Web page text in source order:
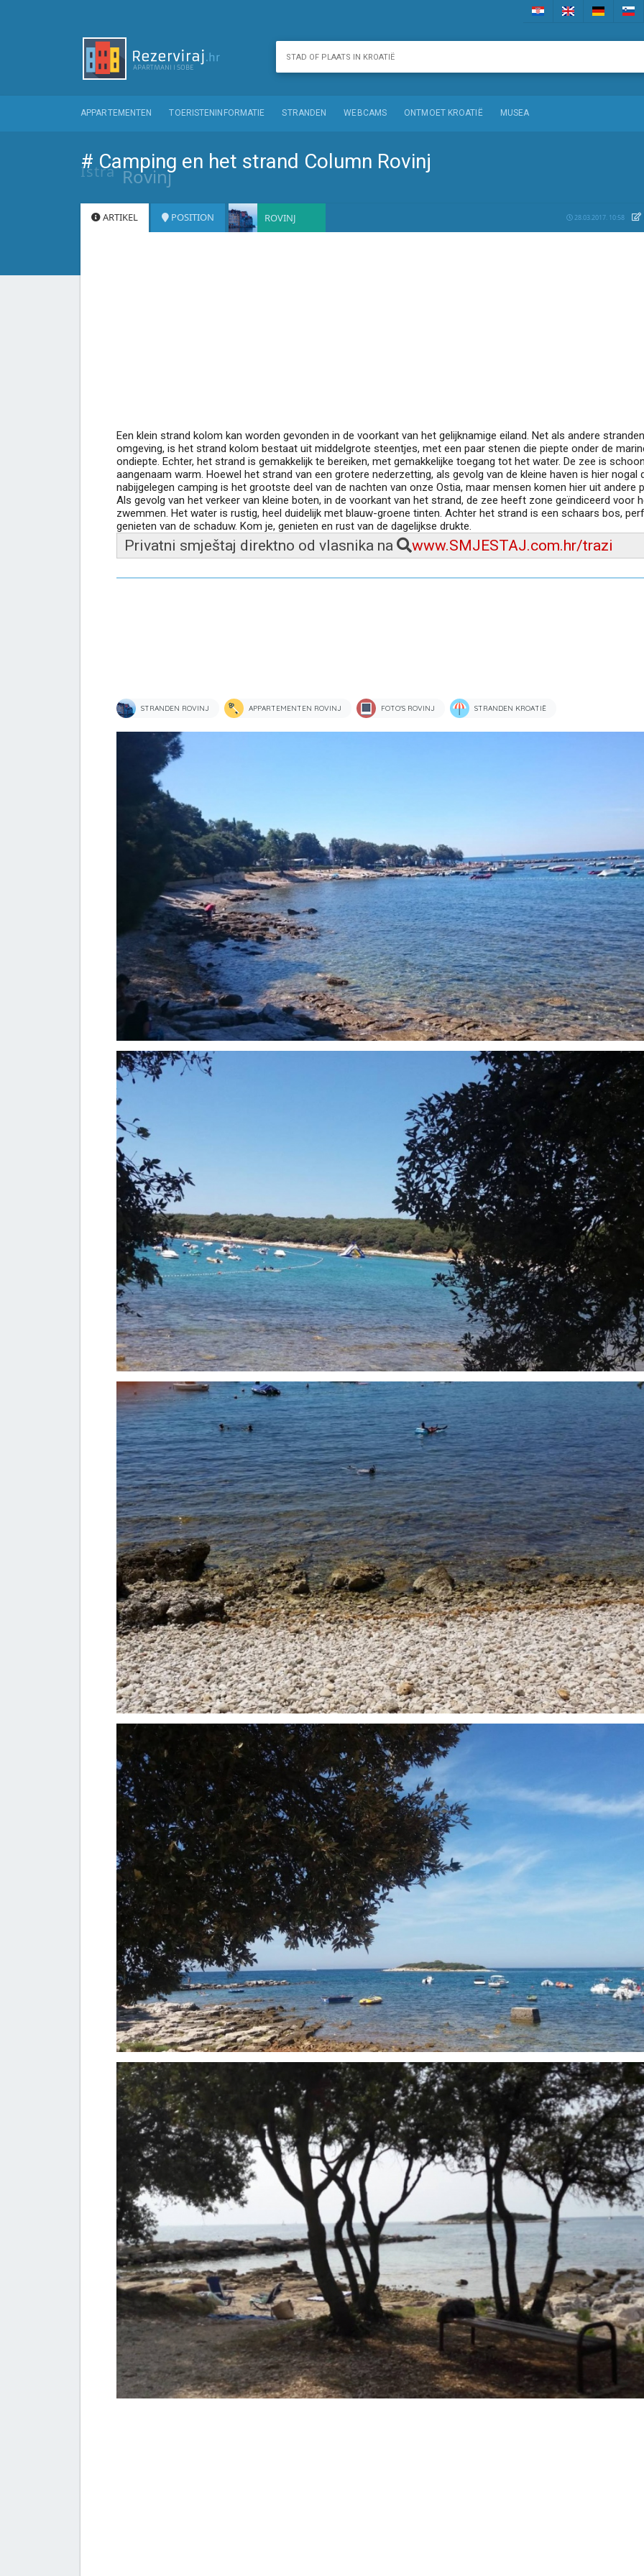
APPARTEMENTEN TOERISTENINFORMATIE STRANDEN WEBCAMS ONTMOET KROATIË MUSEA
# Camping en het strand Column Rovinj
Istra Rovinj
ARTIKEL POSITION ROVINJ 28.03.2017. 10:58
Een klein strand kolom kan worden gevonden in de voorkant van het gelijknamige eiland. Net als andere
omgeving, is het strand kolom bestaat uit middelgrote steentjes, met een paar stenen die piepte onder de
ondiepte. Echter, het strand is gemakkelijk te bereiken, met gemakkelijke toegang tot het water. De zee is
aangenaam warm. Hoewel het strand van een grotere nederzetting, als gevolg van de kleine haven is hier nogal
nabijgelegen camping is het grootste deel van de nachten van onze Ostia, maar mensen komen hier uit andere
Als gevolg van het verkeer van kleine boten, in de voorkant van het strand, de zee heeft zone geïndiceerd voor
zwemmen. Het water is rustig, heel duidelijk met blauw-groene tinten. Achter het strand is een schaars bos,
genieten van de schaduw. Kom je, genieten en rust van de dagelijkse drukte.
Privatni smještaj direktno od vlasnika na www.SMJESTAJ.com.hr/trazi
STRANDEN ROVINJ APPARTEMENTEN ROVINJ FOTO'S ROVINJ STRANDEN KROATIË